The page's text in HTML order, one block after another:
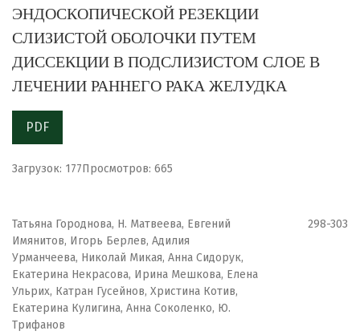
ЭНДОСКОПИЧЕСКОЙ РЕЗЕКЦИИ
СЛИЗИСТОЙ ОБОЛОЧКИ ПУТЕМ
ДИССЕКЦИИ В ПОДСЛИЗИСТОМ СЛОЕ В
ЛЕЧЕНИИ РАННЕГО РАКА ЖЕЛУДКА
PDF
Загрузок: 177Просмотров: 665
Татьяна Городнова, Н. Матвеева, Евгений
Имянитов, Игорь Берлев, Адилия
Урманчеева, Николай Микая, Анна Сидорук,
Екатерина Некрасова, Ирина Мешкова, Елена
Ульрих, Катран Гусейнов, Христина Котив,
Екатерина Кулигина, Анна Соколенко, Ю.
Трифанов
298-303